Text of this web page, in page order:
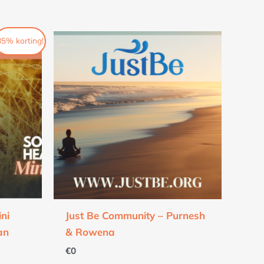
korting!
Just Be Community – Purnesh
& Rowena
€0